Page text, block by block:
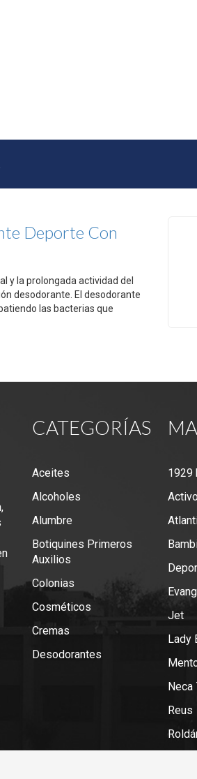
Deporte Con
y la prolongada actividad del
desodorante. El desodorante
las bacterias que
Si aparece irritación
CATEGORÍAS
Aceites
Alcoholes
Alumbre
Botiquines Primeros
Auxilios
Colonias
Cosméticos
Cremas
Desodorantes
1929
Activo
Jet
Lady
Neca
Reus